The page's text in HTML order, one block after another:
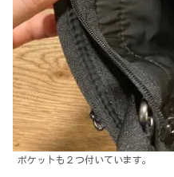
ポケットも２つ付いています。